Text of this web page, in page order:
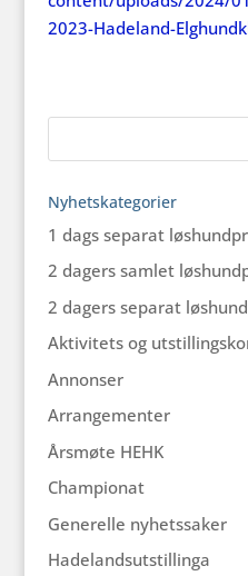
2023-Hadeland-
Nyhetskategorier
1 dags separat
2 dagers samlet
2 dagers separat
Aktivitets og
Annonser
Arrangementer
Årsmøte HEHK
Championat
Generelle nyhetssaker
Hadelandsutstillinga